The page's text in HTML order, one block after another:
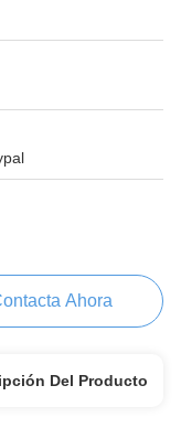
Ahora
Del Producto